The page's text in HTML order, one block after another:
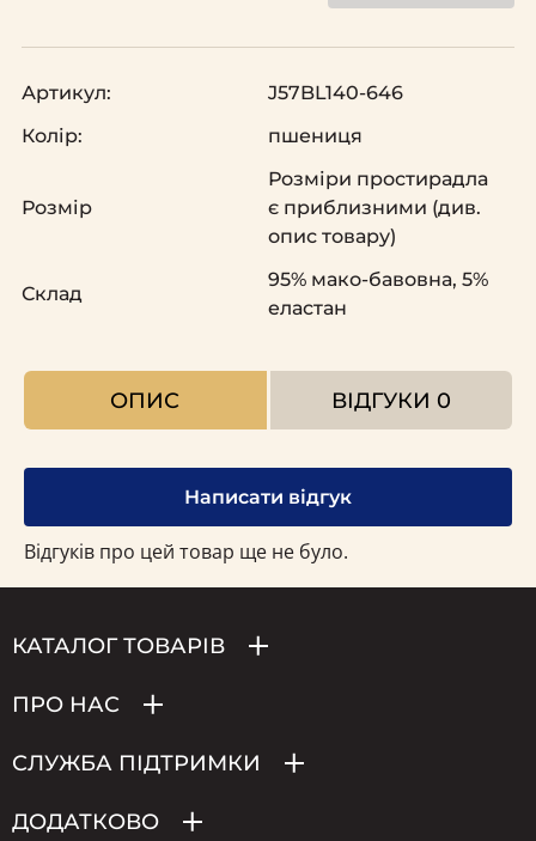
Артикул:
J57BL140-646
Колір:
пшениця
Розмір
Розміри простирадла
є приблизними (див.
опис товару)
Склад
95% мако-бавовна, 5%
еластан
ОПИС ВІДГУКИ 0
Написати відгук
Відгуків про цей товар ще не було.
КАТАЛОГ ТОВАРІВ
ПРО НАС
СЛУЖБА ПІДТРИМКИ
ДОДАТКОВО